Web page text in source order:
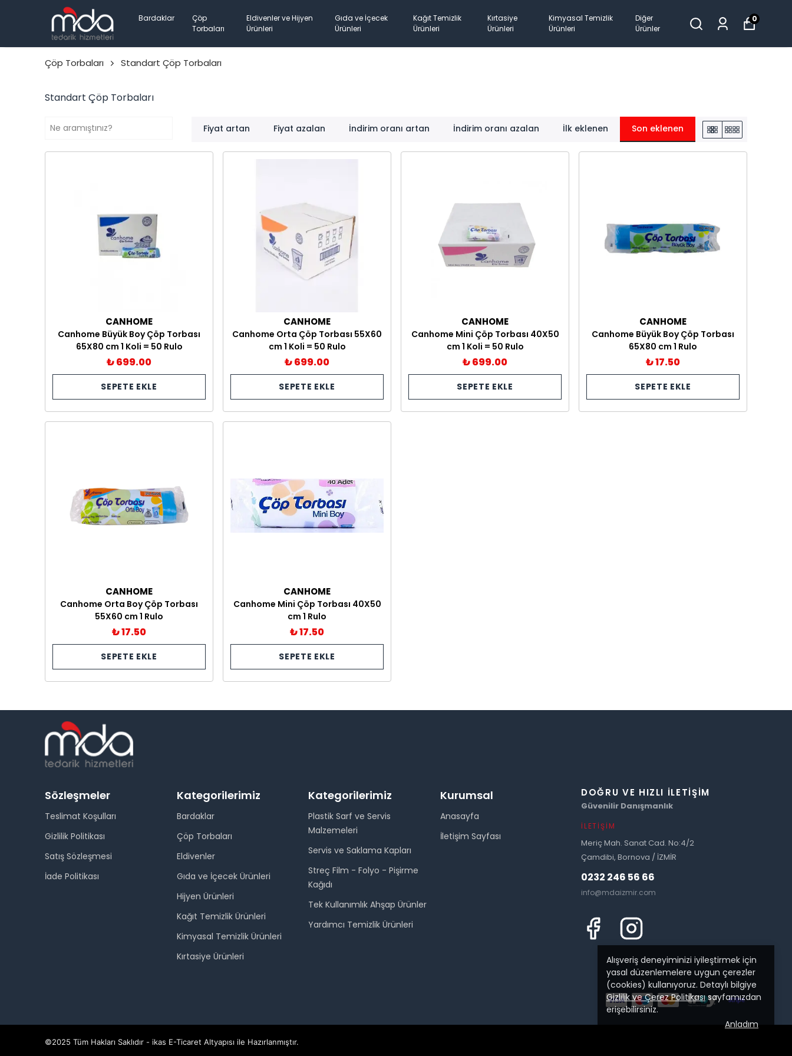
Bardaklar
Çöp
Torbaları
Eldivenler ve Hijyen
Ürünleri
Gıda ve İçecek
Ürünleri
Kağıt Temizlik
Ürünleri
Kırtasiye
Ürünleri
Kimyasal Temizlik
Ürünleri
Diğer
Ürünler
0
Alışveriş deneyiminizi iyileştirmek için
yasal düzenlemelere uygun çerezler
(cookies) kullanıyoruz. Detaylı bilgiye
Gizlilik ve Çerez Politikasısayfamızdan
erişebilirsiniz.
Anladım
Çöp Torbaları Standart Çöp Torbaları
Standart Çöp Torbaları
Fiyat artan Fiyat azalan İndirim oranı artan İndirim oranı azalan İlk eklenen Son eklenen
CANHOME
Canhome Büyük Boy Çöp Torbası
65X80 cm 1 Koli = 50 Rulo
₺ 699.00
SEPETE EKLE
CANHOME
Canhome Orta Çöp Torbası 55X60
cm 1 Koli = 50 Rulo
₺ 699.00
SEPETE EKLE
CANHOME
Canhome Mini Çöp Torbası 40X50
cm 1 Koli = 50 Rulo
₺ 699.00
SEPETE EKLE
CANHOME
Canhome Büyük Boy Çöp Torbası
65X80 cm 1 Rulo
₺ 17.50
SEPETE EKLE
CANHOME
Canhome Orta Boy Çöp Torbası
55X60 cm 1 Rulo
₺ 17.50
SEPETE EKLE
CANHOME
Canhome Mini Çöp Torbası 40X50
cm 1 Rulo
₺ 17.50
SEPETE EKLE
Sözleşmeler
Teslimat Koşulları
Gizlilik Politikası
Satış Sözleşmesi
İade Politikası
Kategorilerimiz
Bardaklar
Çöp Torbaları
Eldivenler
Gıda ve İçecek Ürünleri
Hijyen Ürünleri
Kağıt Temizlik Ürünleri
Kimyasal Temizlik Ürünleri
Kırtasiye Ürünleri
Kategorilerimiz
Plastik Sarf ve Servis
Malzemeleri
Servis ve Saklama Kapları
Streç Film - Folyo - Pişirme
Kağıdı
Tek Kullanımlık Ahşap Ürünler
Yardımcı Temizlik Ürünleri
Kurumsal
Anasayfa
İletişim Sayfası
DOĞRU VE HIZLI İLETIŞIM
Güvenilir Danışmanlık
İLETIŞIM
Meriç Mah. Sanat Cad. No:4/2
Çamdibi, Bornova / İZMİR
0232 246 56 66
info@mdaizmir.com
©2025 Tüm Hakları Saklıdır - ikas E-Ticaret Altyapısı ile Hazırlanmıştır.